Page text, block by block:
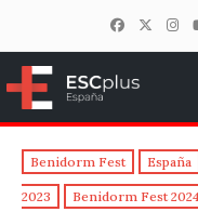
ESCplus
Benidorm Fest España
2023 Benidorm Fest